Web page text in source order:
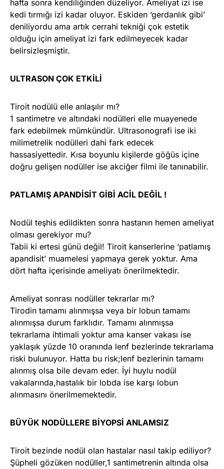
hafta sonra kendiliğinden düzeliyor. Ameliyat izi ise
kedi tırmığı izi kadar oluyor. Eskiden ‘gerdanlık gibi’
deniliyordu ama artık cerrahi tekniği çok estetik
olduğu için ameliyat izi fark edilmeyecek kadar
belirsizleşmiştir.
ULTRASON ÇOK ETKİLİ
Tiroit nodülü elle anlaşılır mı?
1 santimetre ve altındaki nodülleri elle muayenede
fark edebilmek mümkündür. Ultrasonografi ise iki
milimetrelik nodülleri dahi fark edecek
hassasiyettedir. Kısa boyunlu kişilerde göğüs içine
doğru gelişen nodüller ise akciğer filmi ile tanınabilir.
PATLAMIŞ APANDİSİT GİBİ ACİL DEĞİL !
Nodül teşhis edildikten sonra hastanın hemen ameliyat
olması gerekiyor mu?
Tabii ki ertesi günü değil! Tiroit kanserlerine ‘patlamış
apandisit’ muamelesi yapmaya gerek yoktur. Ama
dört hafta içerisinde ameliyatı önerilmektedir.
Ameliyat sonrası nodüller tekrarlar mı?
Tirodin tamamı alınmışsa veya bir lobun tamamı
alınmışsa durum farklıdır. Tamamı alınmışsa
tekrarlama ihtimali yoktur ama kanser vakası ise
yaklaşık yüzde 10 oranında lenf bezlerinde tekrarlama
riski bulunuyor. Hatta bu risk;lenf bezlerinin tamamı
alınmış olsa bile devam eder. İyi huylu nodül
vakalarında,hastalık bir lobda ise karşı lobun
alınmasını önerilmemektedir.
BÜYÜK NODÜLLERE BİYOPSİ ANLAMSIZ
Tiroit bezinde nodül olan hastalar nasıl takip ediliyor?
Şüpheli gözüken nodüller,1 santimetrenin altında olsa